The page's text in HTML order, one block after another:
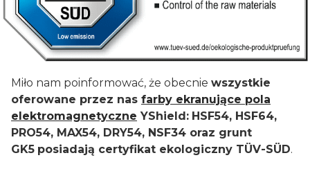
Miło nam poinformować, że obecnie wszystkie
oferowane przez nas farby ekranujące pola
elektromagnetyczne YShield: HSF54, HSF64,
PRO54, MAX54, DRY54, NSF34 oraz grunt
GK5 posiadają certyfikat ekologiczny TÜV-SÜD.